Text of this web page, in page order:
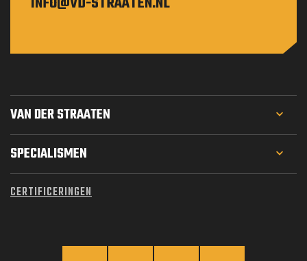
VAN DER STRAATEN
PROJECTEN
OVER ONS
SPECIALISMEN
GEOTECHNIEK
WATERBOUW
CERTIFICERINGEN